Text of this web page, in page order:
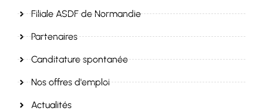
Filiale ASDF de Normandie
Partenaires
Canditature spontanée
Nos offres d'emploi
Actualités